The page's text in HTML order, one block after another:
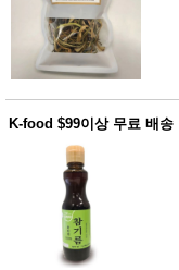
조제품
기능성
건강식
품
성용품
뷰 스킨케
메이크
헤어케
어/염색
바디케
어/향수
K-food $99이상 무료 배송